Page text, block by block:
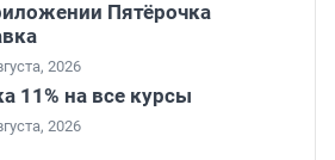
Пятёрочка
2026
11% на все курсы
2026